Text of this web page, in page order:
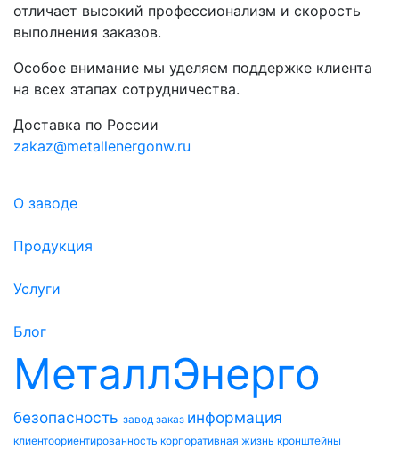
отличает высокий профессионализм и скорость
выполнения заказов.
Особое внимание мы уделяем поддержке клиента
на всех этапах сотрудничества.
Доставка по России
zakaz@metallenergonw.ru
О заводе
Продукция
Услуги
Блог
МеталлЭнерго
безопасность завод заказ информация
клиентоориентированность корпоративная жизнь кронштейны